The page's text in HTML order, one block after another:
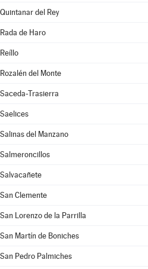
Quintanar del Rey
Rada de Haro
Reíllo
Rozalén del Monte
Saceda-Trasierra
Saelices
Salinas del Manzano
Salmeroncillos
Salvacañete
San Clemente
San Lorenzo de la Parrilla
San Martín de Boniches
San Pedro Palmiches